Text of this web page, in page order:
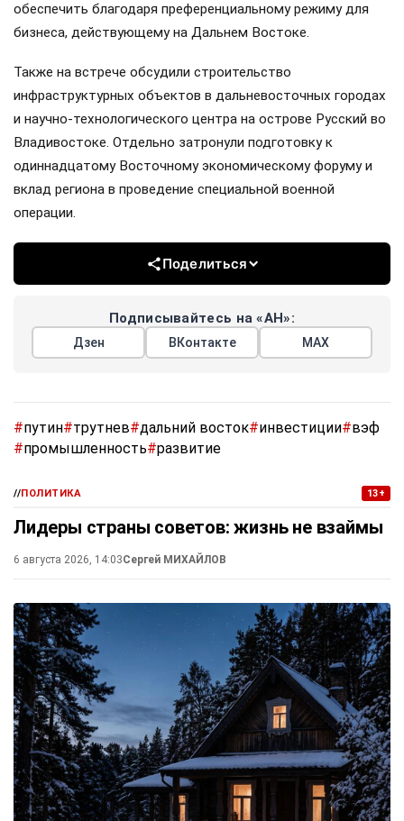
обеспечить благодаря преференциальному режиму для
бизнеса, действующему на Дальнем Востоке.
Также на встрече обсудили строительство
инфраструктурных объектов в дальневосточных городах
и научно-технологического центра на острове Русский во
Владивостоке. Отдельно затронули подготовку к
одиннадцатому Восточному экономическому форуму и
вклад региона в проведение специальной военной
операции.
Поделиться
Подписывайтесь на «АН»:
Дзен ВКонтакте МАХ
#путин#трутнев#дальний восток#инвестиции#вэф
#промышленность#развитие
//ПОЛИТИКА 13+
Лидеры страны советов: жизнь не взаймы
6 августа 2026, 14:03Сергей МИХАЙЛОВ